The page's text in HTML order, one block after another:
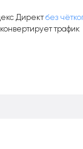
Директбез
трафик